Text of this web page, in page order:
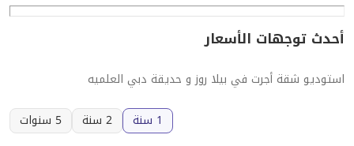
أحدث توجهات الأسعار
استوديو شقة أجرت في بيلا روز و حديقة دبي العلميه
1 سنة
2 سنة 5 سنوات